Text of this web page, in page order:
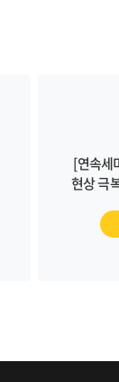
[연속세
현상 극
언어,